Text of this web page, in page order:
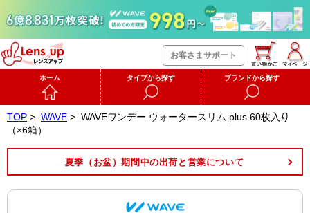
お客さまサポート
ホーム タイプから探す ブランドから探す
TOP > WAVE > WAVEワンデー ウォータースリム plus 60枚入り
（×6箱）
夏季（お盆）期間中の出荷と営業について